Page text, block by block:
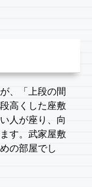
、「上段の間
高くした座敷
人が座り、向
す。武家屋敷
の部屋でし